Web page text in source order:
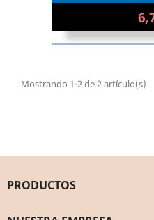
Mostrando 1-2 de 2 artículo(s)
PRODUCTOS